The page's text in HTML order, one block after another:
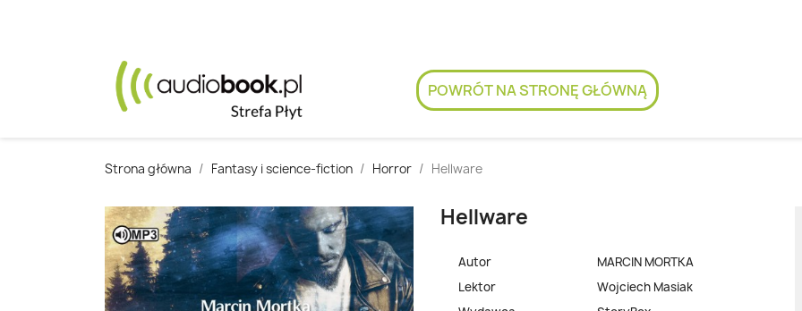
POWRÓT NA STRONĘ GŁÓWNĄ
Strona główna Fantasy i science-fiction Horror Hellware
Hellware
Autor
MARCIN MORTKA
Lektor
Wojciech Masiak